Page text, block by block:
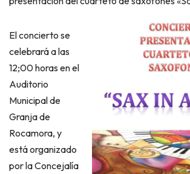
El concierto se
celebrará a las
12;00 horas en el
Auditorio
Municipal de
Granja de
Rocamora, y
está organizado
por la Concejalía